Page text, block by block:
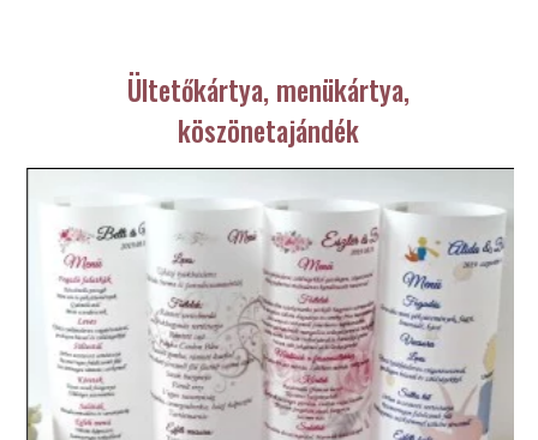
Ültetőkártya, menükártya,
köszönetajándék